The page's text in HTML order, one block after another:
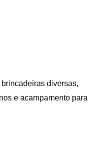
diversas,
e acampamento para